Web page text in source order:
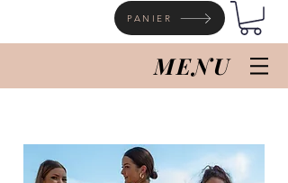
PANIER
MENU